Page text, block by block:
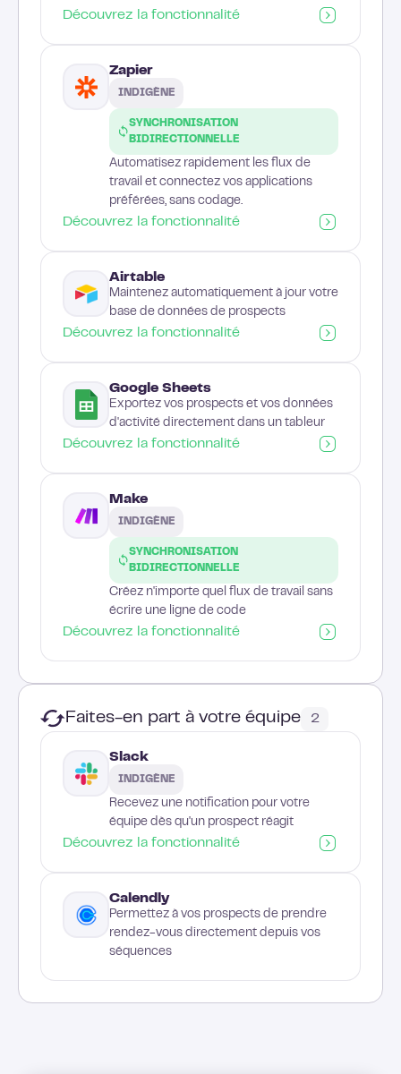
Découvrez la fonctionnalité
Zapier
INDIGÈNE
SYNCHRONISATION
BIDIRECTIONNELLE
Automatisez rapidement les flux de
travail et connectez vos applications
préférées, sans codage.
Découvrez la fonctionnalité
Airtable
Maintenez automatiquement à jour votre
base de données de prospects
Découvrez la fonctionnalité
Google Sheets
Exportez vos prospects et vos données
d'activité directement dans un tableur
Découvrez la fonctionnalité
Make
INDIGÈNE
SYNCHRONISATION
BIDIRECTIONNELLE
Créez n'importe quel flux de travail sans
écrire une ligne de code
Découvrez la fonctionnalité
Faites-en part à votre équipe 2
Slack
INDIGÈNE
Recevez une notification pour votre
équipe dès qu'un prospect réagit
Découvrez la fonctionnalité
Calendly
Permettez à vos prospects de prendre
rendez-vous directement depuis vos
séquences